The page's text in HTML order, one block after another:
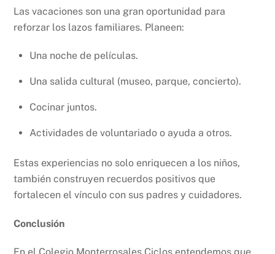
Las vacaciones son una gran oportunidad para
reforzar los lazos familiares. Planeen:
Una noche de películas.
Una salida cultural (museo, parque, concierto).
Cocinar juntos.
Actividades de voluntariado o ayuda a otros.
Estas experiencias no solo enriquecen a los niños,
también construyen recuerdos positivos que
fortalecen el vínculo con sus padres y cuidadores.
Conclusión